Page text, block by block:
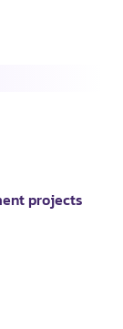
projects